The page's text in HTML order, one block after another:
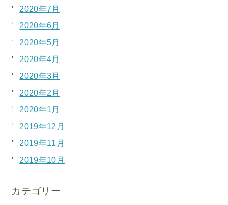
2020年7月
2020年6月
2020年5月
2020年4月
2020年3月
2020年2月
2020年1月
2019年12月
2019年11月
2019年10月
カテゴリー